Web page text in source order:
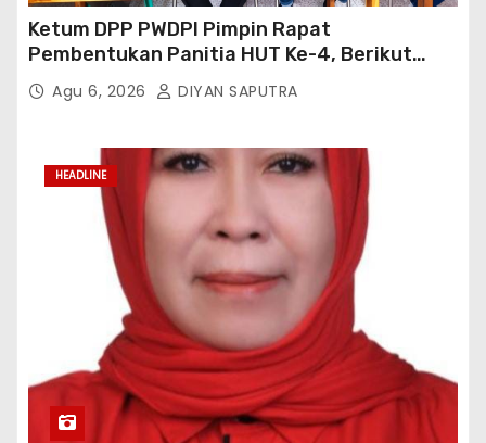
Ketum DPP PWDPI Pimpin Rapat
Pembentukan Panitia HUT Ke-4, Berikut
Susunan Dan Rangkaian Kegiatannya
Agu 6, 2026 DIYAN SAPUTRA
HEADLINE